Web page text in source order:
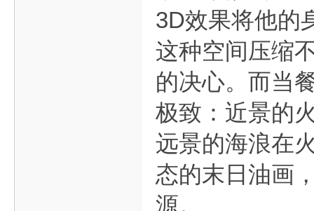
3D效果将他
这种空间压缩
的决心。而当
极致：近景的
远景的海浪在
态的末日油画
源。